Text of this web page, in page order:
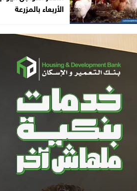
الأربعاء بالمزرعة